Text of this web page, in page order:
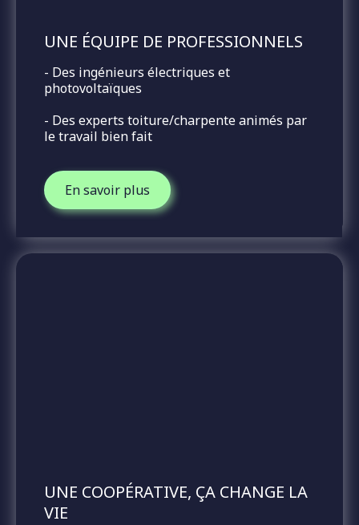
UNE ÉQUIPE DE PROFESSIONNELS
- Des ingénieurs électriques et
photovoltaïques
- Des experts toiture/charpente animés par
le travail bien fait
En savoir plus
UNE COOPÉRATIVE, ÇA CHANGE LA
VIE